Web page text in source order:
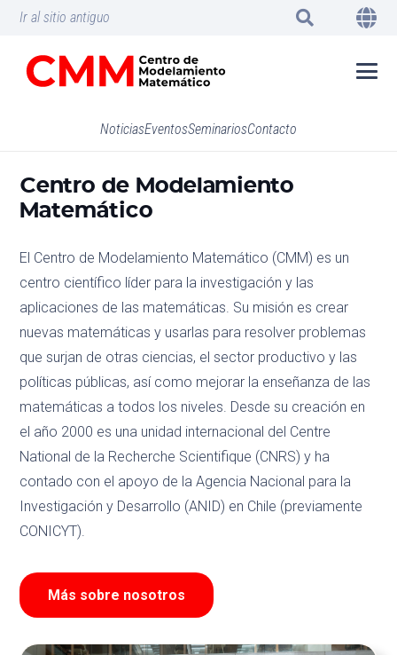
Ir al sitio antiguo
NoticiasEventosSeminariosContacto
Centro de Modelamiento
Matemático
El Centro de Modelamiento Matemático (CMM) es un
centro científico líder para la investigación y las
aplicaciones de las matemáticas. Su misión es crear
nuevas matemáticas y usarlas para resolver problemas
que surjan de otras ciencias, el sector productivo y las
políticas públicas, así como mejorar la enseñanza de las
matemáticas a todos los niveles. Desde su creación en
el año 2000 es una unidad internacional del Centre
National de la Recherche Scientifique (CNRS) y ha
contado con el apoyo de la Agencia Nacional para la
Investigación y Desarrollo (ANID) en Chile (previamente
CONICYT).
Más sobre nosotros